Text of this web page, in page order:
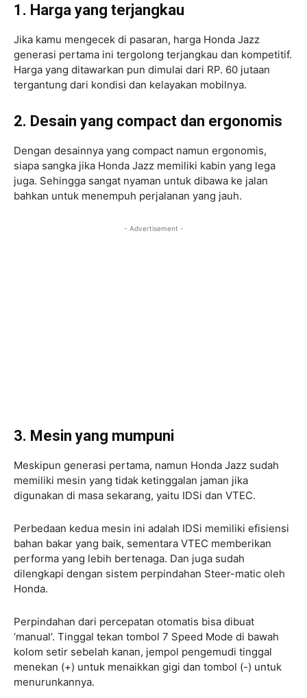
1. Harga yang terjangkau
Jika kamu mengecek di pasaran, harga Honda Jazz
generasi pertama ini tergolong terjangkau dan kompetitif.
Harga yang ditawarkan pun dimulai dari RP. 60 jutaan
tergantung dari kondisi dan kelayakan mobilnya.
2. Desain yang compact dan ergonomis
Dengan desainnya yang compact namun ergonomis,
siapa sangka jika Honda Jazz memiliki kabin yang lega
juga. Sehingga sangat nyaman untuk dibawa ke jalan
bahkan untuk menempuh perjalanan yang jauh.
- Advertisement -
3. Mesin yang mumpuni
Meskipun generasi pertama, namun Honda Jazz sudah
memiliki mesin yang tidak ketinggalan jaman jika
digunakan di masa sekarang, yaitu IDSi dan VTEC.
Perbedaan kedua mesin ini adalah IDSi memiliki efisiensi
bahan bakar yang baik, sementara VTEC memberikan
performa yang lebih bertenaga. Dan juga sudah
dilengkapi dengan sistem perpindahan Steer-matic oleh
Honda.
Perpindahan dari percepatan otomatis bisa dibuat
‘manual’. Tinggal tekan tombol 7 Speed Mode di bawah
kolom setir sebelah kanan, jempol pengemudi tinggal
menekan (+) untuk menaikkan gigi dan tombol (-) untuk
menurunkannya.